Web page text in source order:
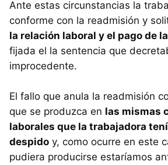
Ante estas circunstancias la
conforme con la readmisión y
la relación laboral y el pago de
fijada el la sentencia que
improcedente.
El fallo que anula la readmisión
que se produzca en las mismas
laborales que la trabajadora
despido y, como ocurre en este
pudiera producirse estaríamos